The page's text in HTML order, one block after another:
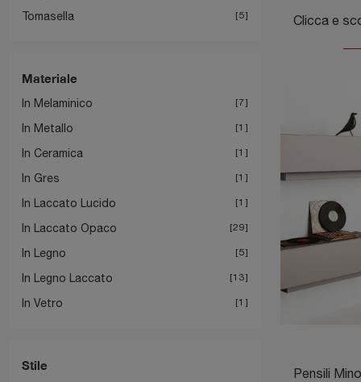
Tomasella 5
Materiale
In Melaminico 7
In Metallo 1
In Ceramica 1
In Gres 1
In Laccato Lucido 1
In Laccato Opaco 29
In Legno 5
In Legno Laccato 13
In Vetro 1
Stile